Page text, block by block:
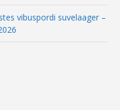
vibuspordi suvelaager –